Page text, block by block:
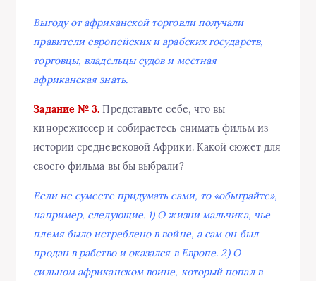
Выгоду от африканской торговли получали
правители европейских и арабских государств,
торговцы, владельцы судов и местная
африканская знать.
Задание № 3. Представьте себе, что вы
кинорежиссер и собираетесь снимать фильм из
истории средневековой Африки. Какой сюжет для
своего фильма вы бы выбрали?
Если не сумеете придумать сами, то «обыграйте»,
например, следующие. 1) О жизни мальчика, чье
племя было истреблено в войне, а сам он был
продан в рабство и оказался в Европе. 2) О
сильном африканском воине, который попал в